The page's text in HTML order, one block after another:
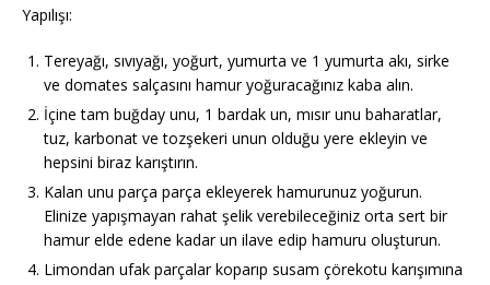
Yapılışı:
Tereyağı, sıvıyağı, yoğurt, yumurta ve 1 yumurta akı, sirke
ve domates salçasını hamur yoğuracağınız kaba alın.
İçine tam buğday unu, 1 bardak un, mısır unu baharatlar,
tuz, karbonat ve tozşekeri unun olduğu yere ekleyin ve
hepsini biraz karıştırın.
Kalan unu parça parça ekleyerek hamurunuz yoğurun.
Elinize yapışmayan rahat şelik verebileceğiniz orta sert bir
hamur elde edene kadar un ilave edip hamuru oluşturun.
Limondan ufak parçalar koparıp susam çörekotu karışımına